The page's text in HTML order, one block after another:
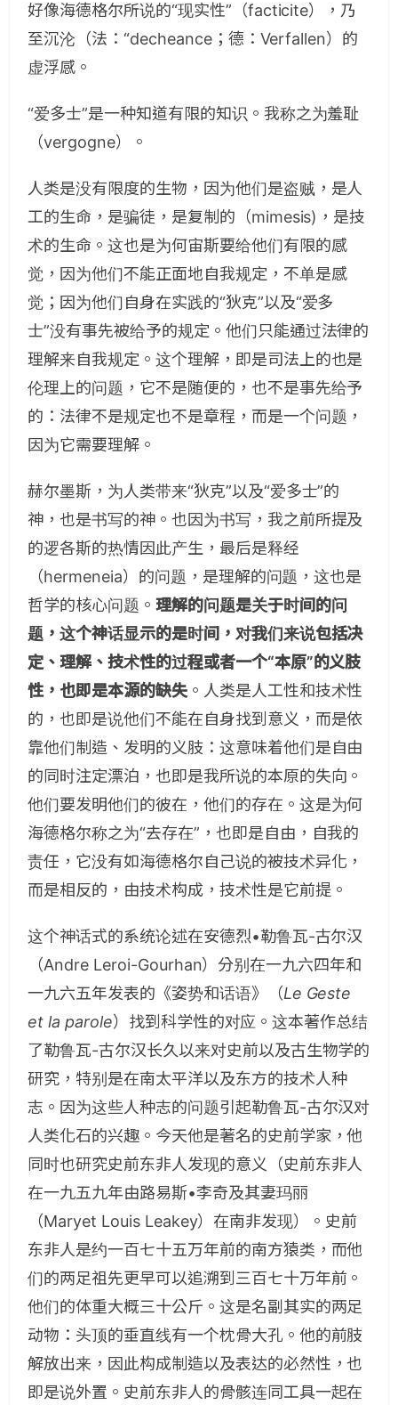
好像海德格尔所说的“现实性”（facticite），乃
至沉沦（法：“decheance；德：Verfallen）的
虚浮感。
“爱多士”是一种知道有限的知识。我称之为羞耻
（vergogne）。
人类是没有限度的生物，因为他们是盗贼，是人
工的生命，是骗徒，是复制的（mimesis)，是技
术的生命。这也是为何宙斯要给他们有限的感
觉，因为他们不能正面地自我规定，不单是感
觉；因为他们自身在实践的“狄克”以及“爱多
士”没有事先被给予的规定。他们只能通过法律的
理解来自我规定。这个理解，即是司法上的也是
伦理上的问题，它不是随便的，也不是事先给予
的：法律不是规定也不是章程，而是一个问题，
因为它需要理解。
赫尔墨斯，为人类带来“狄克”以及“爱多士”的
神，也是书写的神。也因为书写，我之前所提及
的逻各斯的热情因此产生，最后是释经
（hermeneia）的问题，是理解的问题，这也是
哲学的核心问题。 理解的问题是关于时间的问
题，这个神话显示的是时间，对我们来说包括决
定、理解、技术性的过程或者一个“本原”的义肢
性，也即是本源的缺失。人类是人工性和技术性
的，也即是说他们不能在自身找到意义，而是依
靠他们制造、发明的义肢：这意味着他们是自由
的同时注定漂泊，也即是我所说的本原的失向。
他们要发明他们的彼在，他们的存在。这是为何
海德格尔称之为“去存在”，也即是自由，自我的
责任，它没有如海德格尔自己说的被技术异化，
而是相反的，由技术构成，技术性是它前提。
这个神话式的系统论述在安德烈•勒鲁瓦-古尔汉
（Andre Leroi-Gourhan）分别在一九六四年和
一九六五年发表的《姿势和话语》（Le Geste
et la parole）找到科学性的对应。这本著作总结
了勒鲁瓦-古尔汉长久以来对史前以及古生物学的
研究，特别是在南太平洋以及东方的技术人种
志。因为这些人种志的问题引起勒鲁瓦-古尔汉对
人类化石的兴趣。今天他是著名的史前学家，他
同时也研究史前东非人发现的意义（史前东非人
在一九五九年由路易斯•李奇及其妻玛丽
（Maryet Louis Leakey）在南非发现）。史前
东非人是约一百七十五万年前的南方猿类，而他
们的两足祖先更早可以追溯到三百七十万年前。
他们的体重大概三十公斤。这是名副其实的两足
动物：头顶的垂直线有一个枕骨大孔。他的前肢
解放出来，因此构成制造以及表达的必然性，也
即是说外置。史前东非人的骨骸连同工具一起在